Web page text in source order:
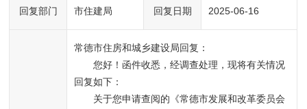
回复部门 市住建局 回复日期 2025-06-16
常德市住房和城乡建设局回复：
您好！函件收悉，经调查处理，现将有关情况
回复如下：
关于您申请查阅的《常德市发展和改革委员会